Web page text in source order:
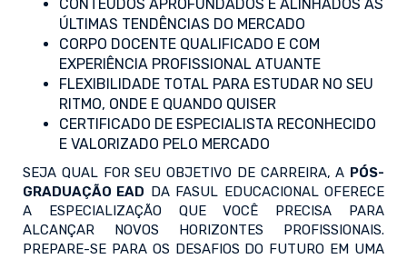
CONTEÚDOS APROFUNDADOS E ALINHADOS ÀS
ÚLTIMAS TENDÊNCIAS DO MERCADO
CORPO DOCENTE QUALIFICADO E COM
EXPERIÊNCIA PROFISSIONAL ATUANTE
FLEXIBILIDADE TOTAL PARA ESTUDAR NO SEU
RITMO, ONDE E QUANDO QUISER
CERTIFICADO DE ESPECIALISTA RECONHECIDO
E VALORIZADO PELO MERCADO
SEJA QUAL FOR SEU OBJETIVO DE CARREIRA, A PÓS-
GRADUAÇÃO EAD DA FASUL EDUCACIONAL OFERECE
A ESPECIALIZAÇÃO QUE VOCÊ PRECISA PARA
ALCANÇAR NOVOS HORIZONTES PROFISSIONAIS.
PREPARE-SE PARA OS DESAFIOS DO FUTURO EM UMA